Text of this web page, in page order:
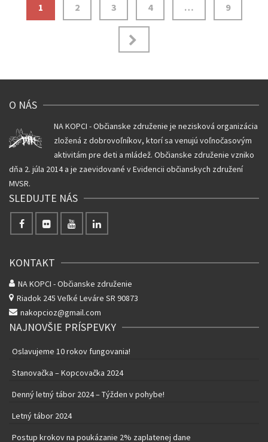
Navigácia
1 2 3 4 … 9
O NÁS
NA KOPCI - Občianske združenie je nezisková organizácia
zložená z dobrovoľníkov, ktorí sa venujú voľnočasovým
aktivitám pre deti a mládež. Občianske združenie vzniko
dňa 2. júla 2014 a je zaevidované v Evidencii občianskych združení
MVSR.
SLEDUJTE NÁS
KONTAKT
NA KOPCI - Občianske združenie
Riadok 245 Veľké Leváre SR 90873
nakopcioz@gmail.com
NAJNOVŠIE PRÍSPEVKY
Oslavujeme 10 rokov fungovania!
Stanovačka – Kopcovačka 2024
Denný letný tábor 2024 – Týžden v pohybe!
Letný tábor 2024
Postup krokov na poukázanie 2% zaplatenej dane